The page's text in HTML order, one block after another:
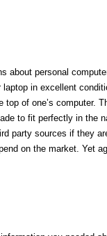
about personal
in excellent
of one’s computer.
to fit perfectly in the
party sources if they
on the market. Yet